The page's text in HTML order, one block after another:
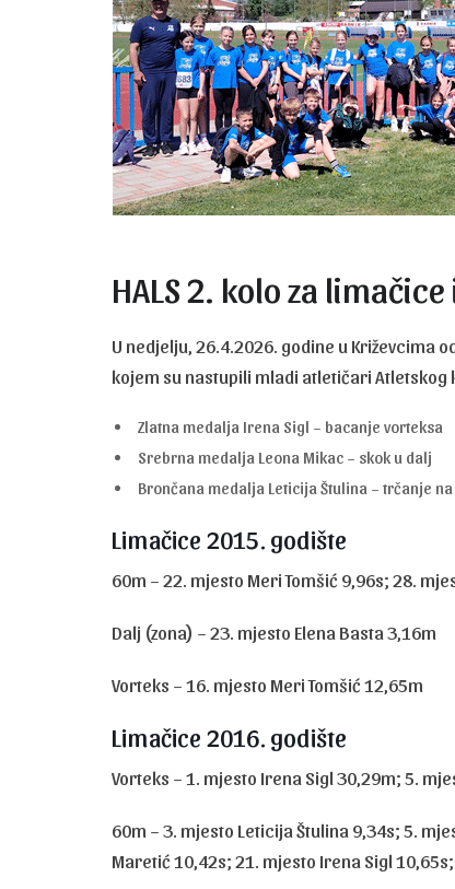
HALS 2. kolo za
U nedjelju, 26.4.2026. godine u Križevcima
kojem su nastupili mladi atletičari Atletskog
Zlatna medalja Irena Sigl – bacanje vorteksa
Srebrna medalja Leona Mikac – skok u dalj
Brončana medalja Leticija Štulina – trčanje
Limačice 2015. godište
60m – 22. mjesto Meri Tomšić 9,96s; 28.
Dalj (zona) – 23. mjesto Elena Basta 3,16m
Vorteks – 16. mjesto Meri Tomšić 12,65m
Limačice 2016. godište
Vorteks – 1. mjesto Irena Sigl 30,29m; 5.
60m – 3. mjesto Leticija Štulina 9,34s; 5.
Maretić 10,42s; 21. mjesto Irena Sigl